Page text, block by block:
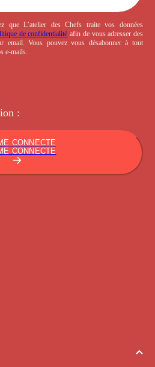
que L’atelier des Chefs traite vos données
de confidentialité afin de vous adresser des
email. Vous pouvez vous désabonner à tout
e-mails.
:
CONNECTE
CONNECTE